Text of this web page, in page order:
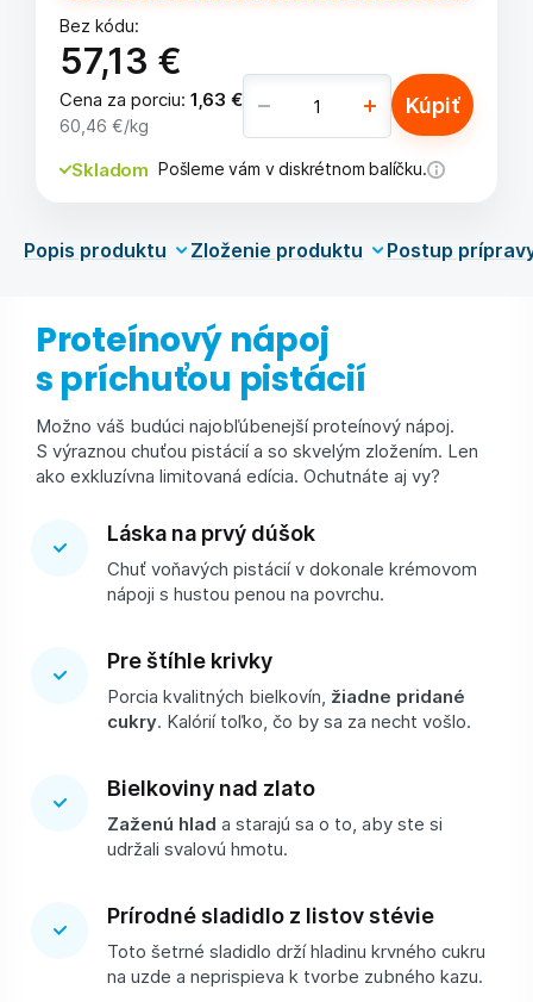
Bez kódu:
57,13 €
Cena za porciu: 1,63 €
60,46 €/kg
Kúpiť
Skladom Pošleme vám v diskrétnom balíčku.
Popis produktu Zloženie produktu Postup
Proteínový nápoj
s príchuťou pistácií
Možno váš budúci najobľúbenejší proteínový nápoj.
S výraznou chuťou pistácií a so skvelým zložením. Len
ako exkluzívna limitovaná edícia. Ochutnáte aj vy?
Láska na prvý dúšok
Chuť voňavých pistácií v dokonale krémovom
nápoji s hustou penou na povrchu.
Pre štíhle krivky
Porcia kvalitných bielkovín, žiadne pridané
cukry. Kalórií toľko, čo by sa za necht vošlo.
Bielkoviny nad zlato
Zaženú hlad a starajú sa o to, aby ste si
udržali svalovú hmotu.
Prírodné sladidlo z listov stévie
Toto šetrné sladidlo drží hladinu krvného cukru
na uzde a neprispieva k tvorbe zubného kazu.